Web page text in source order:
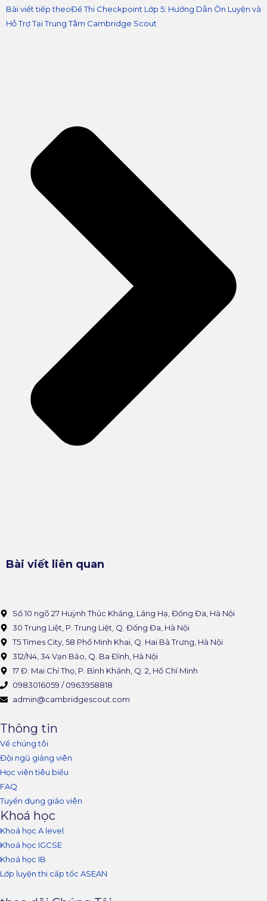
Bài viết tiếp theoĐề Thi Checkpoint Lớp 5: Hướng Dẫn Ôn Luyện và
Hỗ Trợ Tại Trung Tâm Cambridge Scout
Bài viết liên quan
Số 10 ngõ 27 Huỳnh Thúc Kháng, Láng Hạ, Đống Đa, Hà Nội
30 Trung Liệt, P. Trung Liệt, Q. Đống Đa, Hà Nội
T5 Times City, 58 Phố Minh Khai, Q. Hai Bà Trưng, Hà Nội
312/N4, 34 Vạn Bảo, Q. Ba Đình, Hà Nội
17 Đ. Mai Chí Thọ, P. Bình Khánh, Q. 2, Hồ Chí Minh
0983016059 / 0963958818
admin@cambridgescout.com
Thông tin
Về chúng tôi
Đội ngũ giảng viên
Học viên tiêu biểu
FAQ
Tuyển dụng giáo viên
Khoá học
Khoá học A level
Khoá học IGCSE
Khoá học IB
Lớp luyện thi cấp tốc ASEAN